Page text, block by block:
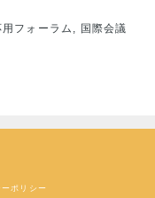
フォーラム, 国際会議
ポリシー